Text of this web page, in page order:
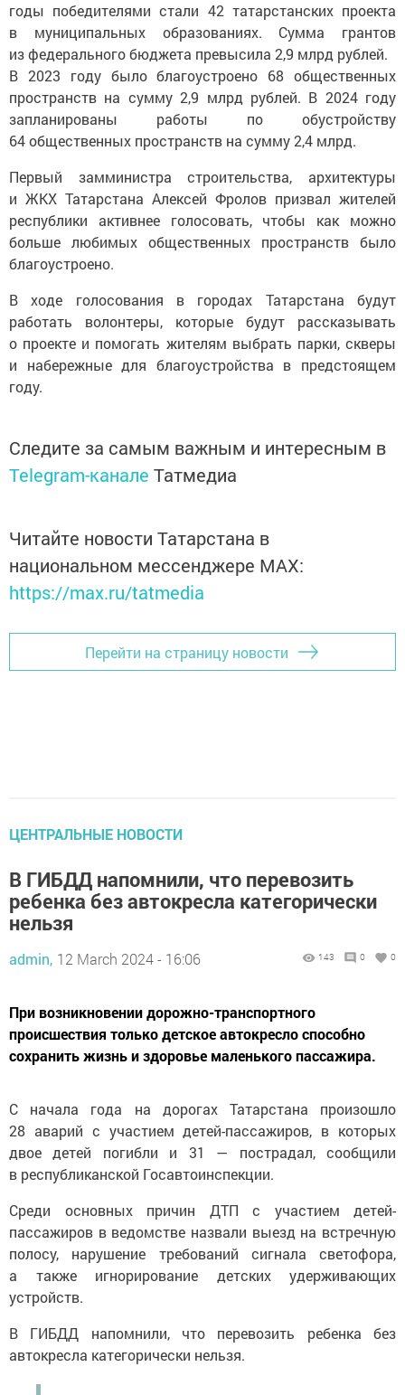
годы победителями стали 42 татарстанских проекта
в муниципальных образованиях. Сумма грантов
из федерального бюджета превысила 2,9 млрд рублей.
В 2023 году было благоустроено 68 общественных
пространств на сумму 2,9 млрд рублей. В 2024 году
запланированы работы по обустройству
64 общественных пространств на сумму 2,4 млрд.
Первый замминистра строительства, архитектуры
и ЖКХ Татарстана Алексей Фролов призвал жителей
республики активнее голосовать, чтобы как можно
больше любимых общественных пространств было
благоустроено.
В ходе голосования в городах Татарстана будут
работать волонтеры, которые будут рассказывать
о проекте и помогать жителям выбрать парки, скверы
и набережные для благоустройства в предстоящем
году.
Следите за самым важным и интересным в
Telegram-канале Татмедиа
Читайте новости Татарстана в
национальном мессенджере MАХ:
https://max.ru/tatmedia
Перейти на страницу новости
ЦЕНТРАЛЬНЫЕ НОВОСТИ
В ГИБДД напомнили, что перевозить
ребенка без автокресла категорически
нельзя
admin, 12 March 2024 - 16:06 143 0 0
При возникновении дорожно-транспортного
происшествия только детское автокресло способно
сохранить жизнь и здоровье маленького пассажира.
С начала года на дорогах Татарстана произошло
28 аварий с участием детей-пассажиров, в которых
двое детей погибли и 31 — пострадал, сообщили
в республиканской Госавтоинспекции.
Среди основных причин ДТП с участием детей-
пассажиров в ведомстве назвали выезд на встречную
полосу, нарушение требований сигнала светофора,
а также игнорирование детских удерживающих
устройств.
В ГИБДД напомнили, что перевозить ребенка без
автокресла категорически нельзя.